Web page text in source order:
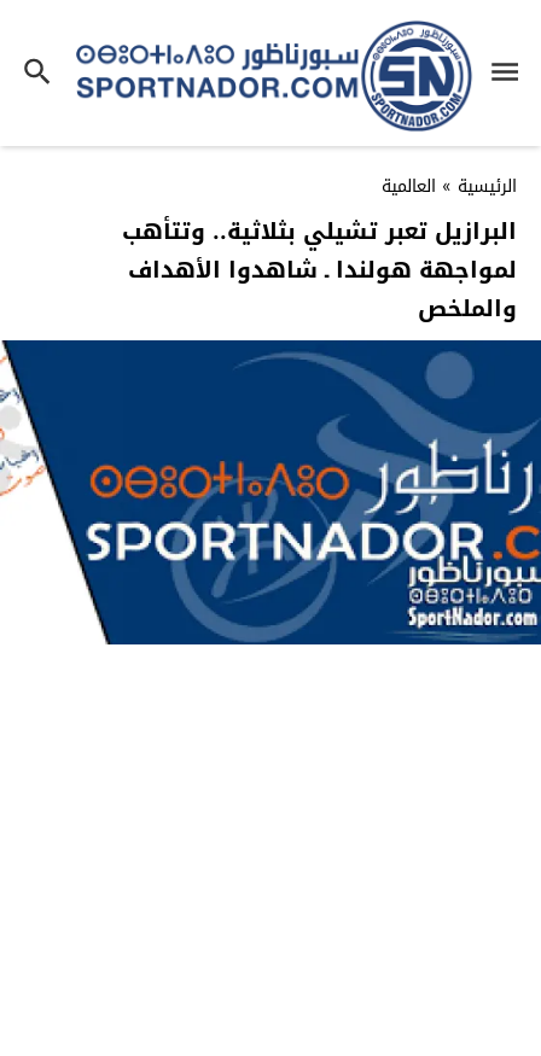
الرئيسية » العالمية
البرازيل تعبر تشيلي بثلاثية.. وتتأهب
لمواجهة هولندا ـ شاهدوا الأهداف
والملخص